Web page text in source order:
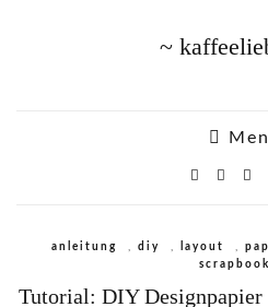
~
anleitung , diy , layout ,
Tutorial: DIY